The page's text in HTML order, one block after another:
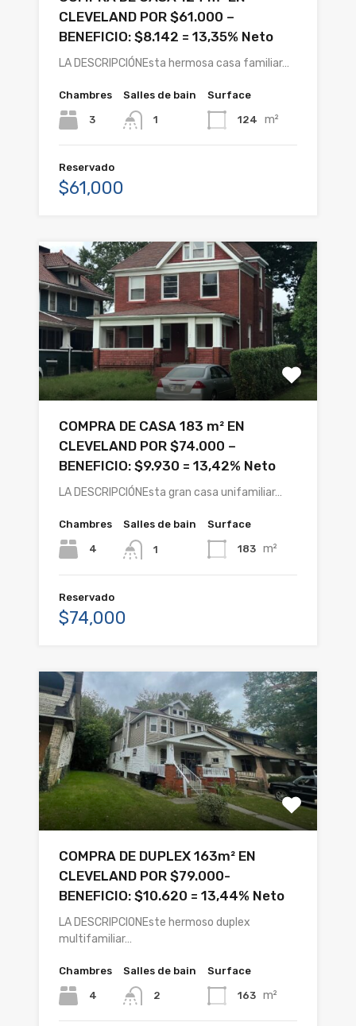
CLEVELAND POR $61.000 –
BENEFICIO: $8.142 = 13,35% Neto
LA DESCRIPCIÓNEsta hermosa casa familiar…
Chambres
3
Salles de bain
1
Surface
124 m²
Reservado
$61,000
COMPRA DE CASA 183 m² EN
CLEVELAND POR $74.000 –
BENEFICIO: $9.930 = 13,42% Neto
LA DESCRIPCIÓNEsta gran casa unifamiliar…
Chambres
4
Salles de bain
1
Surface
183 m²
Reservado
$74,000
COMPRA DE DUPLEX 163m² EN
CLEVELAND POR $79.000-
BENEFICIO: $10.620 = 13,44% Neto
LA DESCRIPCIONEste hermoso duplex
multifamiliar…
Chambres
4
Salles de bain
2
Surface
163 m²